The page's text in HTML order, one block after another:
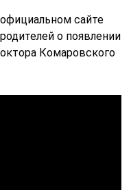
сайте
о появлении
Комаровского